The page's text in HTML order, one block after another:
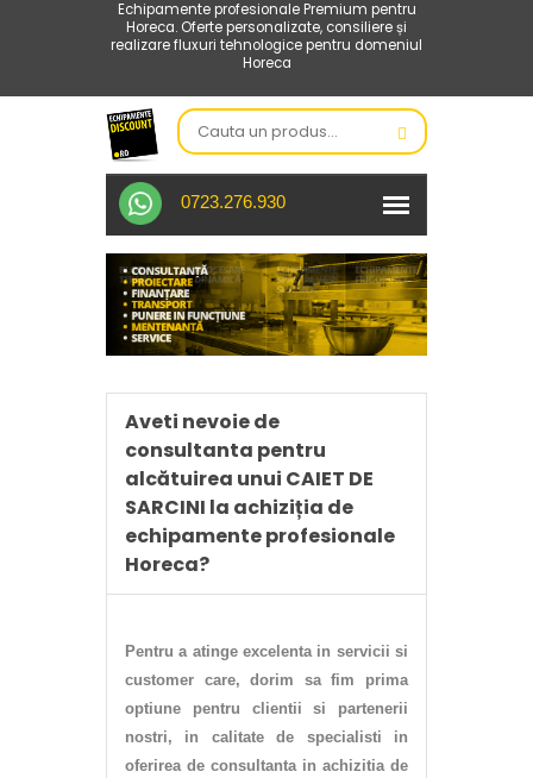
Echipamente profesionale Premium pentru
Horeca. Oferte personalizate, consiliere și
realizare fluxuri tehnologice pentru domeniul
Horeca
0723.276.930
Aveti nevoie de
consultanta pentru
alcătuirea unui CAIET DE
SARCINI la achiziția de
echipamente profesionale
Horeca?
Pentru a atinge excelenta in servicii si
customer care, dorim sa fim prima
optiune pentru clientii si partenerii
nostri, in calitate de specialisti in
oferirea de consultanta in achizitia de